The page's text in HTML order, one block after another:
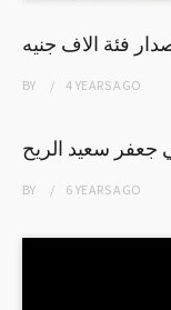
فئة الاف جنيه
BY 4 YEARSAGO
جعفر سعيد الريح
BY 6 YEARSAGO